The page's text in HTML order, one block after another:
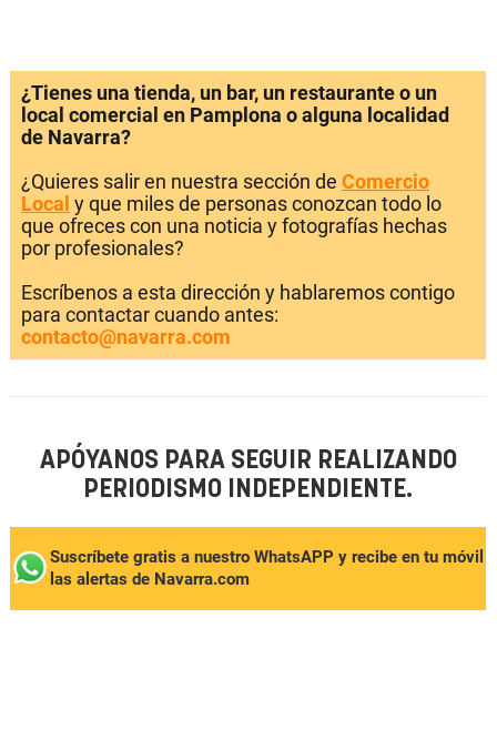
¿Tienes una tienda, un bar, un restaurante o un
local comercial en Pamplona o alguna localidad
de Navarra?
¿Quieres salir en nuestra sección de Comercio
Local y que miles de personas conozcan todo lo
que ofreces con una noticia y fotografías hechas
por profesionales?
Escríbenos a esta dirección y hablaremos contigo
para contactar cuando antes:
contacto@navarra.com
APÓYANOS PARA SEGUIR REALIZANDO
PERIODISMO INDEPENDIENTE.
Suscríbete gratis a nuestro WhatsAPP y recibe en tu móvil
las alertas de Navarra.com